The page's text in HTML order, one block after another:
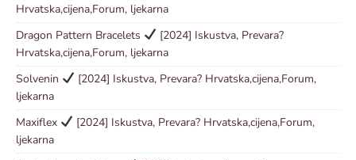
Hrvatska,cijena,Forum, ljekarna
Dragon Pattern Bracelets
[2024] Iskustva, Prevara?
Hrvatska,cijena,Forum, ljekarna
Solvenin
[2024] Iskustva, Prevara? Hrvatska,cijena,Forum,
ljekarna
Maxiflex
[2024] Iskustva, Prevara? Hrvatska,cijena,Forum,
ljekarna